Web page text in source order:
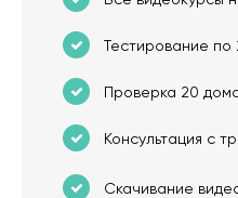
Тестирование по
Проверка 20
Консультация с
Скачивание